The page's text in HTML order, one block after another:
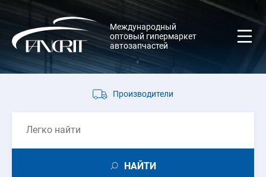
Международный
оптовый гипермаркет
автозапчастей
Производители
НАЙТИ